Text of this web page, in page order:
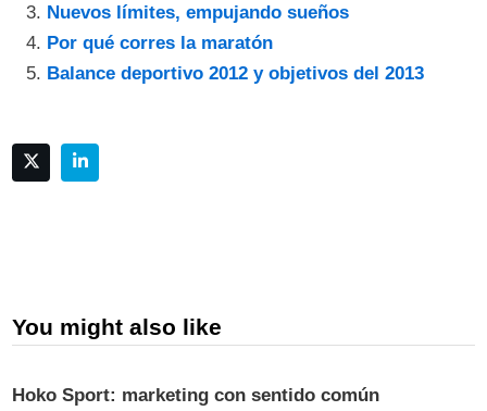
Nuevos límites, empujando sueños
Por qué corres la maratón
Balance deportivo 2012 y objetivos del 2013
You might also like
Hoko Sport: marketing con sentido común